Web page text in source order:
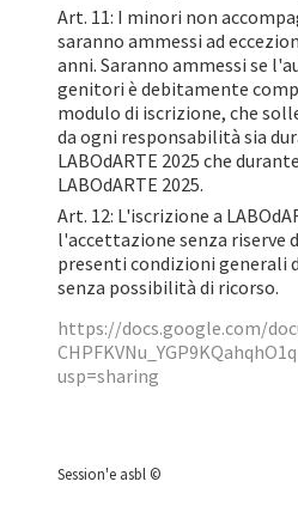
Art. 11: I minori non
saranno ammessi ad
anni. Saranno ammessi se
genitori è debitamente
modulo di iscrizione, che
da ogni responsabilità sia
LABOdARTE 2025 che
LABOdARTE 2025.
Art. 12: L'iscrizione a
l'accettazione senza riserve
presenti condizioni generali
senza possibilità di ricorso.
https://docs.google.com/
usp=sharing
Session'e asbl ©